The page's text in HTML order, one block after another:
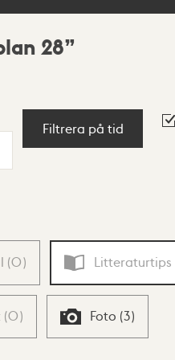
28
Filtrera på tid
(0) Litteraturtips
(0) Foto (3)